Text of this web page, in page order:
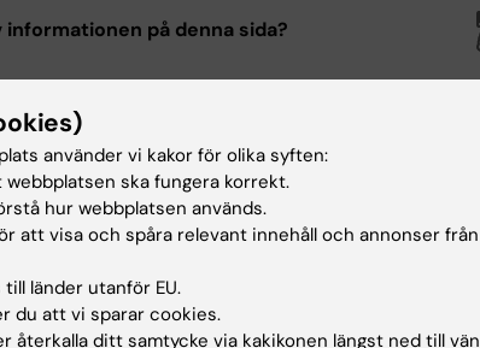
informationen på denna sida?
22
använder vi kakor för olika syften:
webbplatsen ska fungera korrekt.
hur webbplatsen används.
att visa och spåra relevant innehåll och annonser
länder utanför EU.
du att vi sparar cookies.
återkalla ditt samtycke via kakikonen längst ned till